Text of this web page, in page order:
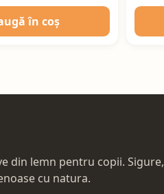
în coș
din lemn pentru copii. Sigure,
cu natura.